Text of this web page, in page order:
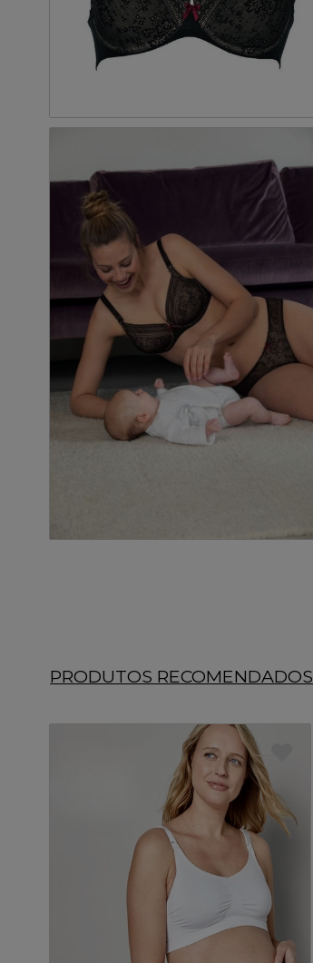
PRODUTOS RECOMENDADOS